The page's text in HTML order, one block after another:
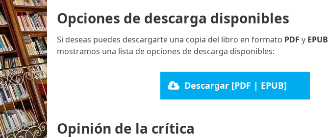
Opciones de descarga disponibles
Si deseas puedes descargarte una copia del libro en formato PDF y EPUB
mostramos una lista de opciones de descarga disponibles:
Descargar [PDF | EPUB]
Opinión de la crítica